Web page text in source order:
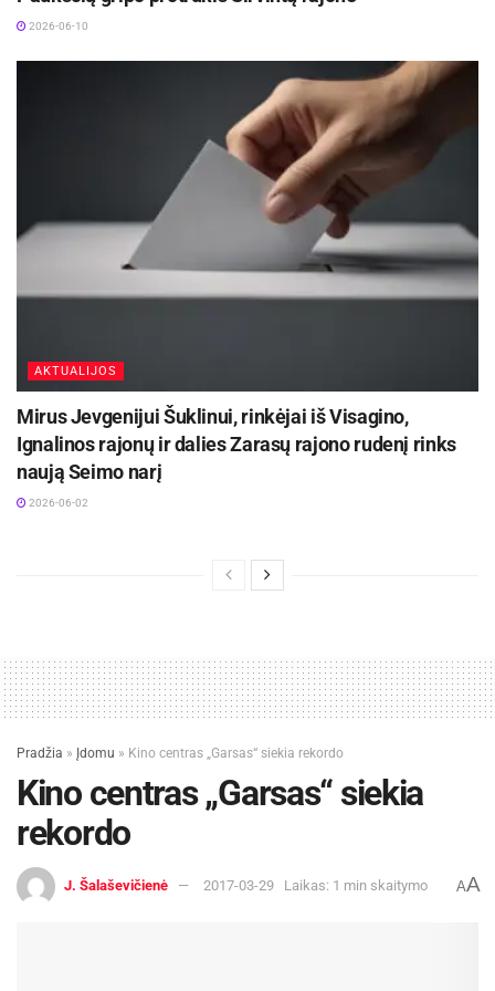
informacijos centre ir baldų gamykloje ,,Visagino
2026-06-10
AKTUALIJOS
Mirus Jevgenijui Šuklinui, rinkėjai iš Visagino,
Ignalinos rajonų ir dalies Zarasų rajono rudenį rinks
naują Seimo narį
2026-06-02
Pradžia » Įdomu » Kino centras „Garsas“ siekia rekordo
Kino centras „Garsas“ siekia
rekordo
J. Šalaševičienė 2017-03-29 Laikas: 1 min skaitymo AA